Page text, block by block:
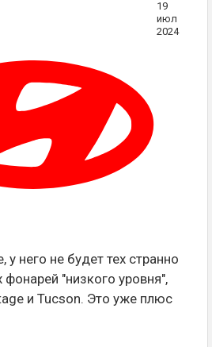
19
июл
2024
него не будет тех странно
"низкого уровня",
и Tucson. Это уже плюс